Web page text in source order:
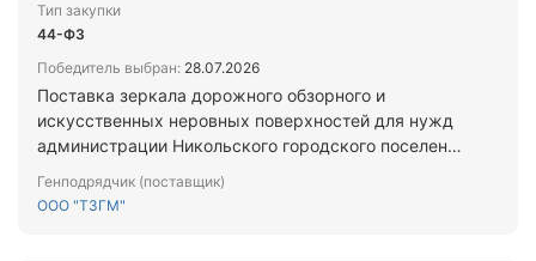
Тип закупки
44-ФЗ
Победитель выбран: 28.07.2026
Поставка зеркала дорожного обзорного и
искусственных неровных поверхностей для нужд
администрации Никольского городского поселения
Ленинградской области
Генподрядчик (поставщик)
ООО "ТЗГМ"